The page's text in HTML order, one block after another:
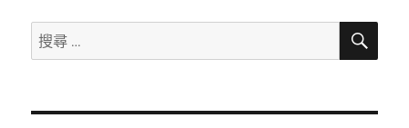
for
搜
尋：
搜